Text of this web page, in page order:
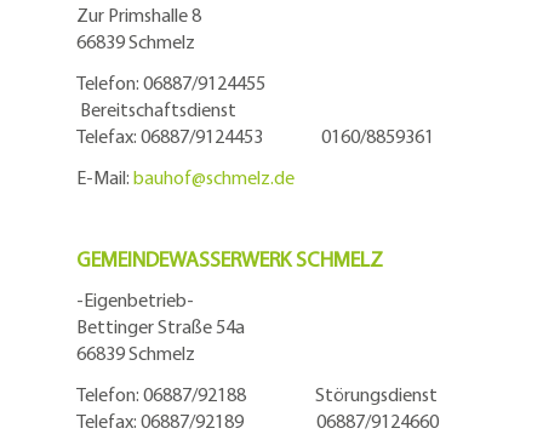
Zur Primshalle 8
66839 Schmelz
Telefon: 06887/9124455
Bereitschaftsdienst
Telefax: 06887/9124453 0160/8859361
E-Mail: bauhof@schmelz.de
GEMEINDEWASSERWERK SCHMELZ
-Eigenbetrieb-
Bettinger Straße 54a
66839 Schmelz
Telefon: 06887/92188 Störungsdienst
Telefax: 06887/92189 06887/9124660